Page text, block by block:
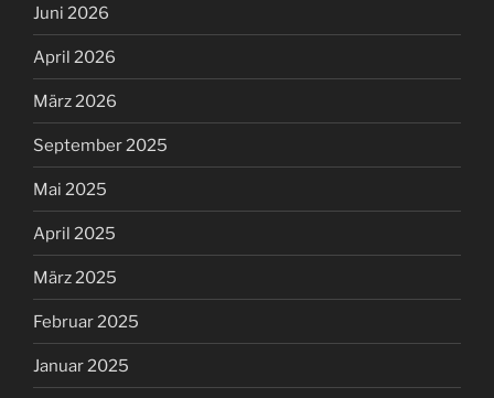
Juni 2026
April 2026
März 2026
September 2025
Mai 2025
April 2025
März 2025
Februar 2025
Januar 2025